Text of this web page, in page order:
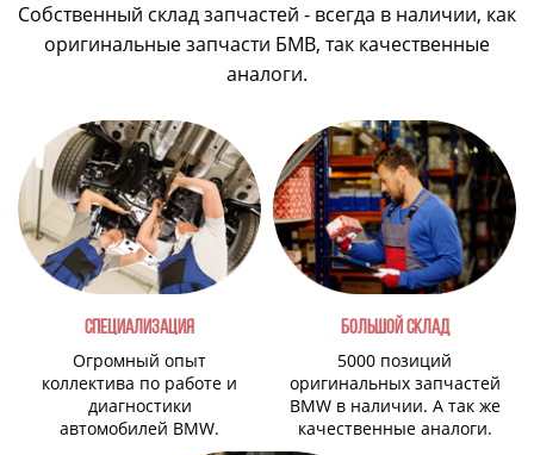
Собственный склад запчастей - всегда в наличии, как
оригинальные запчасти БМВ, так качественные
аналоги.
СПЕЦИАЛИЗАЦИЯ
Огромный опыт
коллектива по работе и
диагностики
автомобилей BMW.
БОЛЬШОЙ СКЛАД
5000 позиций
оригинальных запчастей
BMW в наличии. А так же
качественные аналоги.